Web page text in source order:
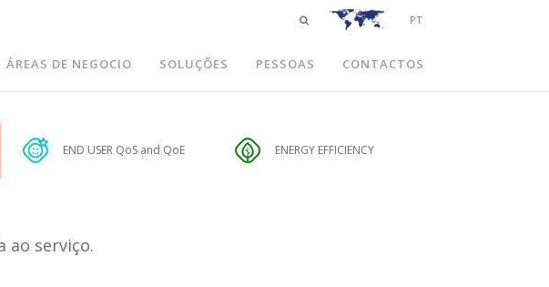
PT
ÁREAS DE NEGOCIO SOLUÇÕES PESSOAS CONTACTOS
END USER QoS and QoE ENERGY EFFICIENCY
ao serviço.